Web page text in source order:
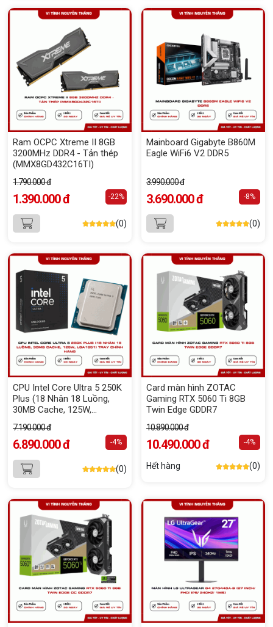
Ram OCPC Xtreme II 8GB
3200MHz DDR4 - Tản thép
(MMX8GD432C16TI)
1.790.000 đ
1.390.000 đ -22%
(0)
Mainboard Gigabyte B860M
Eagle WiFi6 V2 DDR5
3.990.000 đ
3.690.000 đ -8%
(0)
CPU Intel Core Ultra 5 250K
Plus (18 Nhân 18 Luồng,
30MB Cache, 125W,
7.190.000 đ
6.890.000 đ -4%
(0)
Card màn hình ZOTAC
Gaming RTX 5060 Ti 8GB
Twin Edge GDDR7
10.890.000 đ
10.490.000 đ -4%
Hết hàng (0)